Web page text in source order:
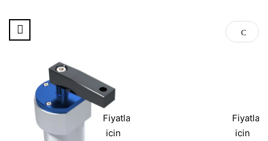
Fiyatlar
icin
Fiyatlar
icin